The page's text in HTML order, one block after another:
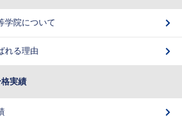
学院について
れる理由
実績